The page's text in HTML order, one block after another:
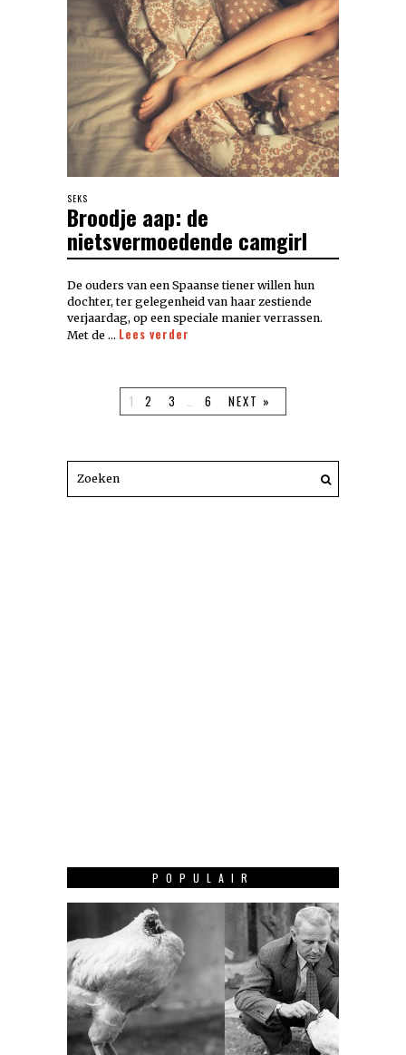
SEKS
Broodje aap: de
nietsvermoedende camgirl
De ouders van een Spaanse tiener willen hun
dochter, ter gelegenheid van haar zestiende
verjaardag, op een speciale manier verrassen.
Met de … Lees verder
1 2 3 6 NEXT »
POPULAIR